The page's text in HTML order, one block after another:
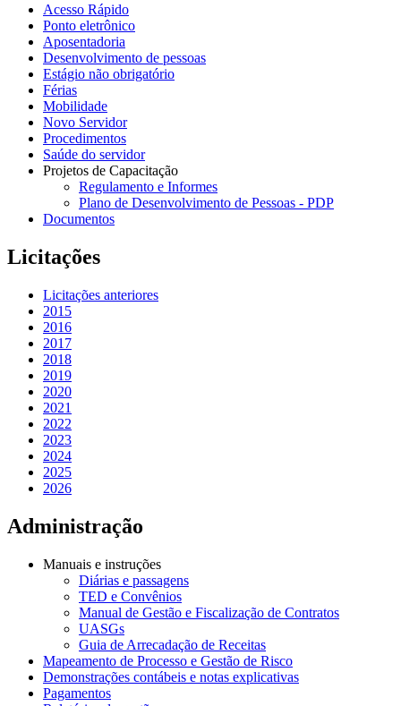
Acesso Rápido
Ponto eletrônico
Aposentadoria
Desenvolvimento de pessoas
Estágio não obrigatório
Férias
Mobilidade
Novo Servidor
Procedimentos
Saúde do servidor
Projetos de Capacitação
Regulamento e Informes
Plano de Desenvolvimento de Pessoas - PDP
Documentos
Licitações
Licitações anteriores
2015
2016
2017
2018
2019
2020
2021
2022
2023
2024
2025
2026
Administração
Manuais e instruções
Diárias e passagens
TED e Convênios
Manual de Gestão e Fiscalização de Contratos
UASGs
Guia de Arrecadação de Receitas
Mapeamento de Processo e Gestão de Risco
Demonstrações contábeis e notas explicativas
Pagamentos